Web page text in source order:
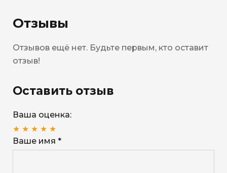
Отзывы
Отзывов ещё нет. Будьте первым, кто оставит
отзыв!
Оставить отзыв
Ваша оценка:
★ ★ ★ ★ ★
Ваше имя *